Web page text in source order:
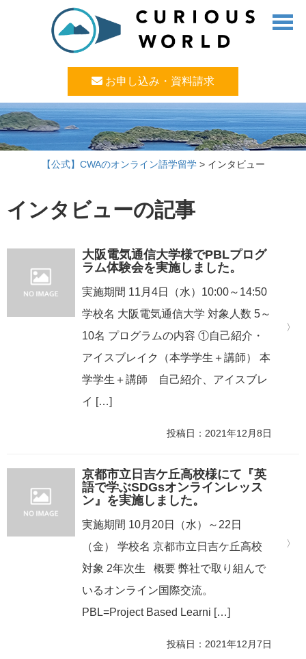
お申し込み・資料請求
【公式】CWAのオンライン語学留学> インタビュー
インタビューの記事
大阪電気通信大学様でPBLプログ
ラム体験会を実施しました。
実施期間 11月4日（水）10:00～14:50
学校名 大阪電気通信大学 対象人数 5～
10名 プログラムの内容 ①自己紹介・
アイスブレイク（本学学生＋講師） 本
学学生＋講師 自己紹介、アイスブレ
イ […]
投稿日：2021年12月8日
京都市立日吉ケ丘高校様にて『英
語で学ぶSDGsオンラインレッス
ン』を実施しました。
実施期間 10月20日（水）～22日
（金） 学校名 京都市立日吉ケ丘高校
対象 2年次生 概要 弊社で取り組んで
いるオンライン国際交流。
PBL=Project Based Learni […]
投稿日：2021年12月7日